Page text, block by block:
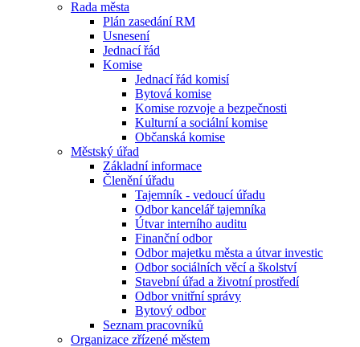
Rada města
Plán zasedání RM
Usnesení
Jednací řád
Komise
Jednací řád komisí
Bytová komise
Komise rozvoje a bezpečnosti
Kulturní a sociální komise
Občanská komise
Městský úřad
Základní informace
Členění úřadu
Tajemník - vedoucí úřadu
Odbor kancelář tajemníka
Útvar interního auditu
Finanční odbor
Odbor majetku města a útvar investic
Odbor sociálních věcí a školství
Stavební úřad a životní prostředí
Odbor vnitřní správy
Bytový odbor
Seznam pracovníků
Organizace zřízené městem